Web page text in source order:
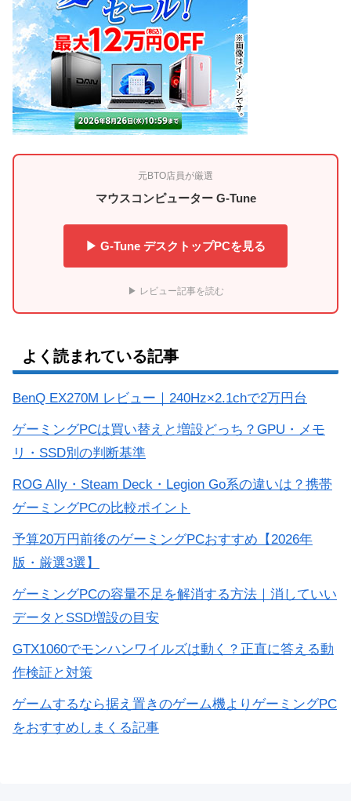
元BTO店員が厳選
マウスコンピューター G-Tune
▶ G-Tune デスクトップPCを見る
▶ レビュー記事を読む
よく読まれている記事
BenQ EX270M レビュー｜240Hz×2.1chで2万円台
ゲーミングPCは買い替えと増設どっち？GPU・メモ
リ・SSD別の判断基準
ROG Ally・Steam Deck・Legion Go系の違いは？携帯
ゲーミングPCの比較ポイント
予算20万円前後のゲーミングPCおすすめ【2026年
版・厳選3選】
ゲーミングPCの容量不足を解消する方法｜消していい
データとSSD増設の目安
GTX1060でモンハンワイルズは動く？正直に答える動
作検証と対策
ゲームするなら据え置きのゲーム機よりゲーミングPC
をおすすめしまくる記事